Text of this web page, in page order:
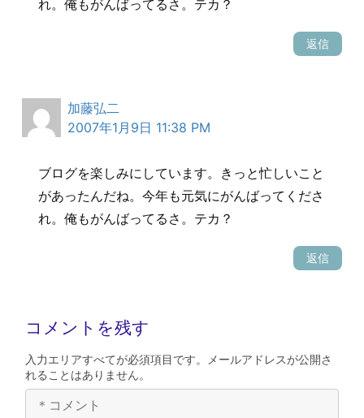
れ。俺もがんばってるさ。テカ？
返信
加藤弘二
2007年1月9日 11:38 PM
ブログを楽しみにしています。きっと忙しいこと
があったんだね。今年も元気にがんばってくださ
れ。俺もがんばってるさ。テカ？
返信
コメントを残す
入力エリアすべてが必須項目です。メールアドレスが公開さ
れることはありません。